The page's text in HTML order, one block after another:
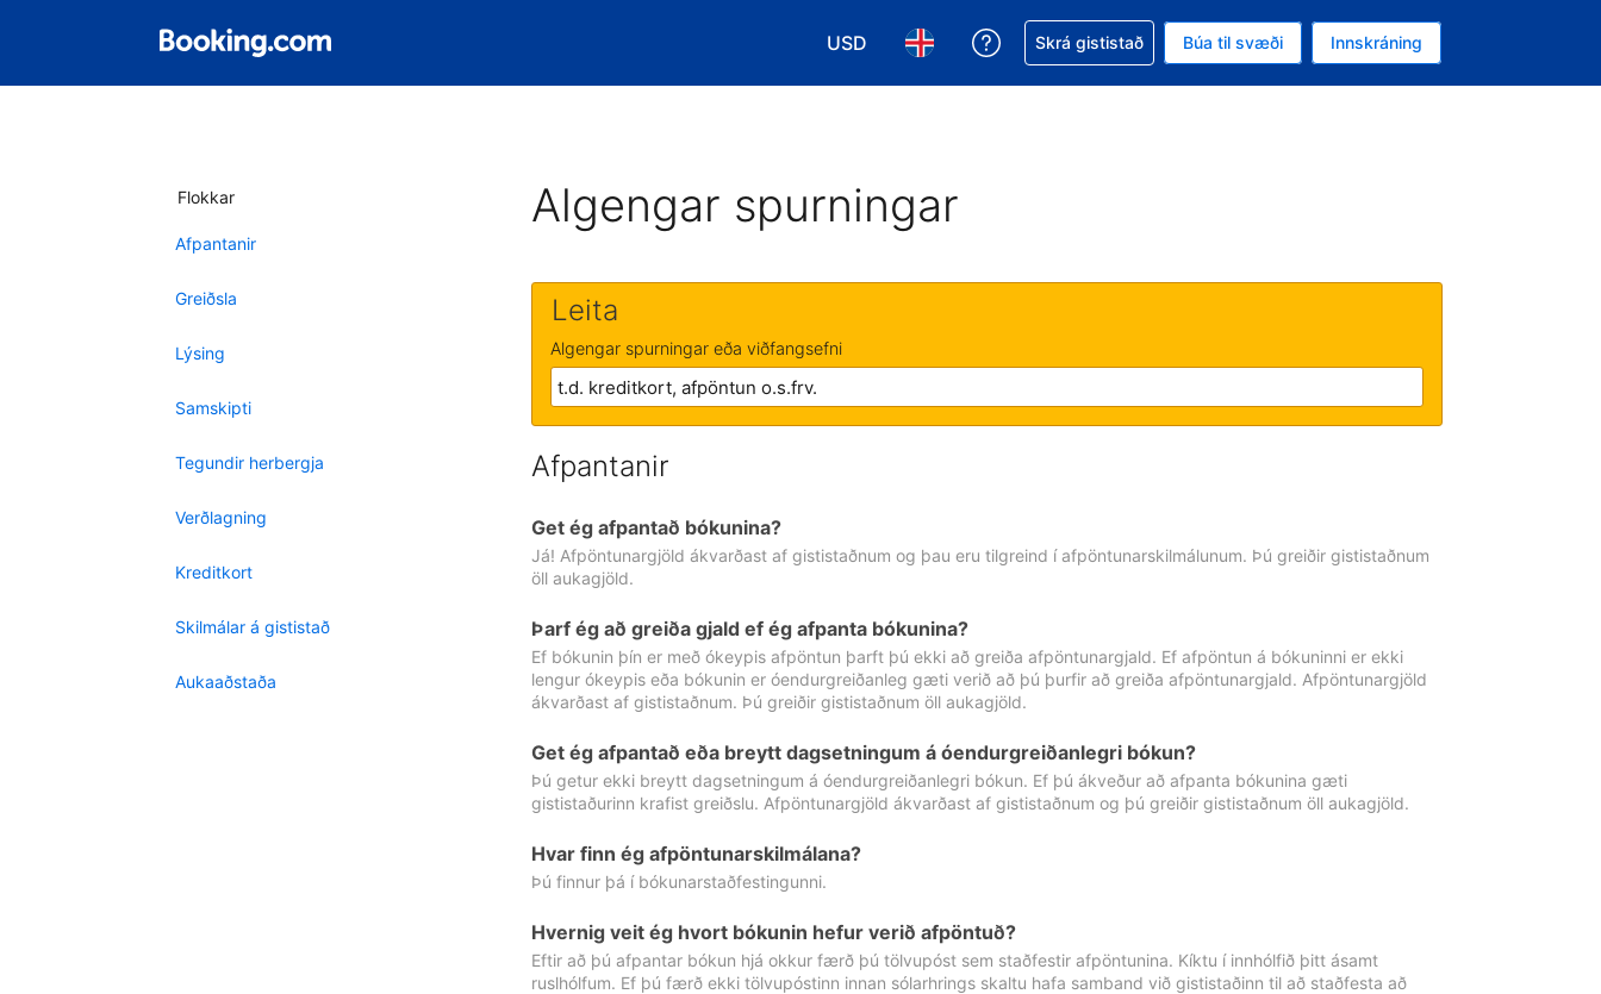
USD
Veldu gjaldmiðil. Í augnablikinu er gjaldmiðillinn Bandaríkjadalur
Veldu þitt tungumál. Í augnablikinu er tungumál þitt Íslensku
Fá aðstoð við bókunina
Skrá gististað Búa til svæði Innskráning
Flokkar
Afpantanir
Greiðsla
Lýsing
Samskipti
Tegundir herbergja
Verðlagning
Kreditkort
Skilmálar á gististað
Aukaaðstaða
Algengar spurningar
Leita
Algengar spurningar eða viðfangsefni
Afpantanir
Get ég afpantað bókunina?
Já! Afpöntunargjöld ákvarðast af gististaðnum og þau eru tilgreind í afpöntunarskilmálunum. Þú greiðir gististaðnum
öll aukagjöld.
Þarf ég að greiða gjald ef ég afpanta bókunina?
Ef bókunin þín er með ókeypis afpöntun þarft þú ekki að greiða afpöntunargjald. Ef afpöntun á bókuninni er ekki
lengur ókeypis eða bókunin er óendurgreiðanleg gæti verið að þú þurfir að greiða afpöntunargjald. Afpöntunargjöld
ákvarðast af gististaðnum. Þú greiðir gististaðnum öll aukagjöld.
Get ég afpantað eða breytt dagsetningum á óendurgreiðanlegri bókun?
Þú getur ekki breytt dagsetningum á óendurgreiðanlegri bókun. Ef þú ákveður að afpanta bókunina gæti
gististaðurinn krafist greiðslu. Afpöntunargjöld ákvarðast af gististaðnum og þú greiðir gististaðnum öll aukagjöld.
Hvar finn ég afpöntunarskilmálana?
Þú finnur þá í bókunarstaðfestingunni.
Hvernig veit ég hvort bókunin hefur verið afpöntuð?
Eftir að þú afpantar bókun hjá okkur færð þú tölvupóst sem staðfestir afpöntunina. Kíktu í innhólfið þitt ásamt
ruslhólfum. Ef þú færð ekki tölvupóstinn innan sólarhrings skaltu hafa samband við gististaðinn til að staðfesta að